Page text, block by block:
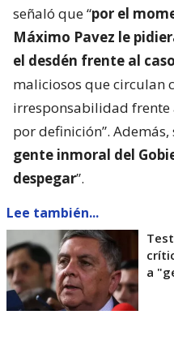
señaló que “por el
Máximo Pavez le
el desdén frente al caso
maliciosos que circulan
irresponsabilidad frente
por definición”. Además,
gente inmoral del
despegar”.
Lee también...
a